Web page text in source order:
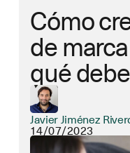
Cómo
de
qué
Javier Jiménez
14/07/2023